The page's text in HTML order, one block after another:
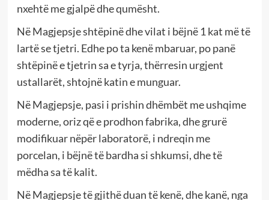
nxehtë me gjalpë dhe qumësht.
Në Magjepsje shtëpinë dhe vilat i bëjnë 1 kat më të
lartë se tjetri. Edhe po ta kenë mbaruar, po panë
shtëpinë e tjetrin sa e tyrja, thërresin urgjent
ustallarët, shtojnë katin e munguar.
Në Magjepsje, pasi i prishin dhëmbët me ushqime
moderne, oriz që e prodhon fabrika, dhe grurë
modifikuar nëpër laboratorë, i ndreqin me
porcelan, i bëjnë të bardha si shkumsi, dhe të
mëdha sa të kalit.
Në Magjepsje të gjithë duan të kenë, dhe kanë, nga